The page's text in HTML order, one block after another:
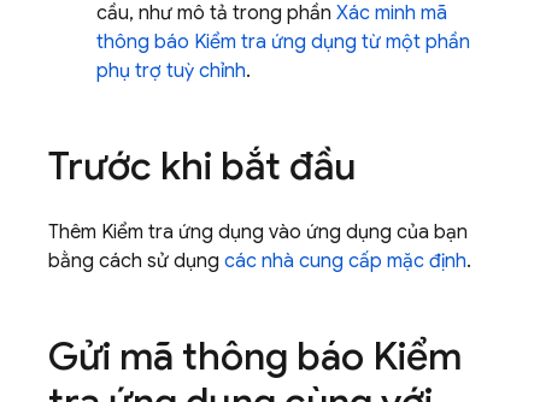
cầu, như mô tả trong phần Xác minh mã
thông báo Kiểm tra ứng dụng từ một phần
phụ trợ tuỳ chỉnh.
Trước khi bắt đầu
Thêm Kiểm tra ứng dụng vào ứng dụng của bạn
bằng cách sử dụng các nhà cung cấp mặc định.
Gửi mã thông báo Kiểm